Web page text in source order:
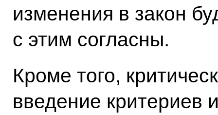
изменения в закон
с этим согласны.
Кроме того,
введение критериев